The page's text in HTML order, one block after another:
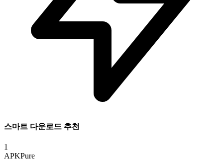
스마트 다운로드 추천
1
APKPure